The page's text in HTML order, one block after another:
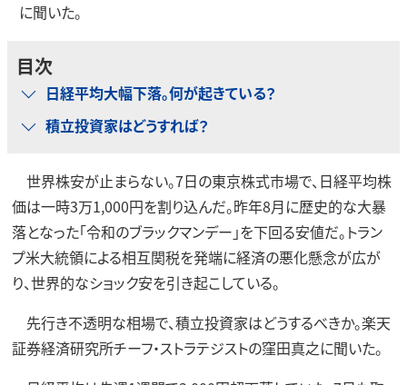
に聞いた。
目次
日経平均大幅下落。何が起きている？
積立投資家はどうすれば？
世界株安が止まらない。7日の東京株式市場で、日経平均株
価は一時3万1,000円を割り込んだ。昨年8月に歴史的な大暴
落となった「令和のブラックマンデー」を下回る安値だ。トラン
プ米大統領による相互関税を発端に経済の悪化懸念が広が
り、世界的なショック安を引き起こしている。
先行き不透明な相場で、積立投資家はどうするべきか。楽天
証券経済研究所チーフ・ストラテジストの窪田真之に聞いた。